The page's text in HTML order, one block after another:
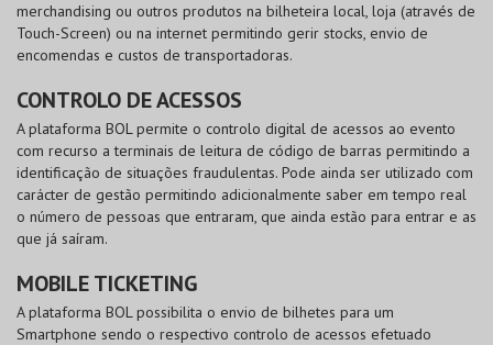
merchandising ou outros produtos na bilheteira local, loja (através de
Touch-Screen) ou na internet permitindo gerir stocks, envio de
encomendas e custos de transportadoras.
CONTROLO DE ACESSOS
A plataforma BOL permite o controlo digital de acessos ao evento
com recurso a terminais de leitura de código de barras permitindo a
identificação de situações fraudulentas. Pode ainda ser utilizado com
carácter de gestão permitindo adicionalmente saber em tempo real
o número de pessoas que entraram, que ainda estão para entrar e as
que já saíram.
MOBILE TICKETING
A plataforma BOL possibilita o envio de bilhetes para um
Smartphone sendo o respectivo controlo de acessos efetuado